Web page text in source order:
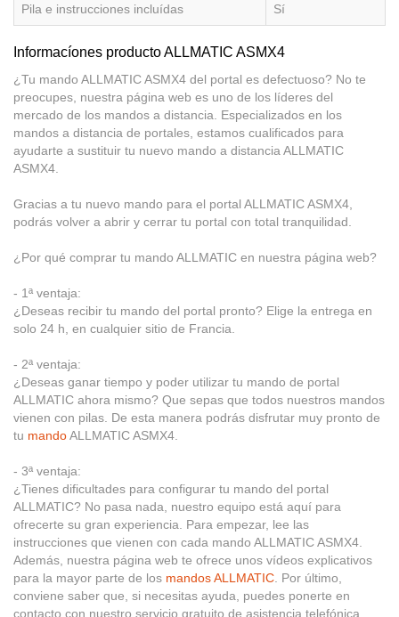
Pila e instrucciones incluídas Sí
Informacíones producto ALLMATIC ASMX4
¿Tu mando ALLMATIC ASMX4 del portal es defectuoso? No te
preocupes, nuestra página web es uno de los líderes del
mercado de los mandos a distancia. Especializados en los
mandos a distancia de portales, estamos cualificados para
ayudarte a sustituir tu nuevo mando a distancia ALLMATIC
ASMX4.
Gracias a tu nuevo mando para el portal ALLMATIC ASMX4,
podrás volver a abrir y cerrar tu portal con total tranquilidad.
¿Por qué comprar tu mando ALLMATIC en nuestra página web?
- 1ª ventaja:
¿Deseas recibir tu mando del portal pronto? Elige la entrega en
solo 24 h, en cualquier sitio de Francia.
- 2ª ventaja:
¿Deseas ganar tiempo y poder utilizar tu mando de portal
ALLMATIC ahora mismo? Que sepas que todos nuestros mandos
vienen con pilas. De esta manera podrás disfrutar muy pronto de
tu mandoALLMATIC ASMX4.
- 3ª ventaja:
¿Tienes dificultades para configurar tu mando del portal
ALLMATIC? No pasa nada, nuestro equipo está aquí para
ofrecerte su gran experiencia. Para empezar, lee las
instrucciones que vienen con cada mando ALLMATIC ASMX4.
Además, nuestra página web te ofrece unos vídeos explicativos
para la mayor parte de los mandos ALLMATIC . Por último,
conviene saber que, si necesitas ayuda, puedes ponerte en
contacto con nuestro servicio gratuito de asistencia telefónica.